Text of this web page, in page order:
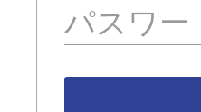
パスワ